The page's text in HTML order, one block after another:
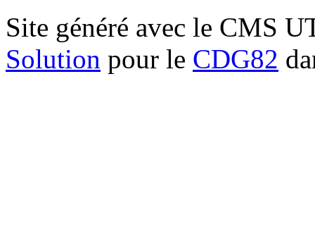
Site généré avec le CMS
Solution pour le CDG82